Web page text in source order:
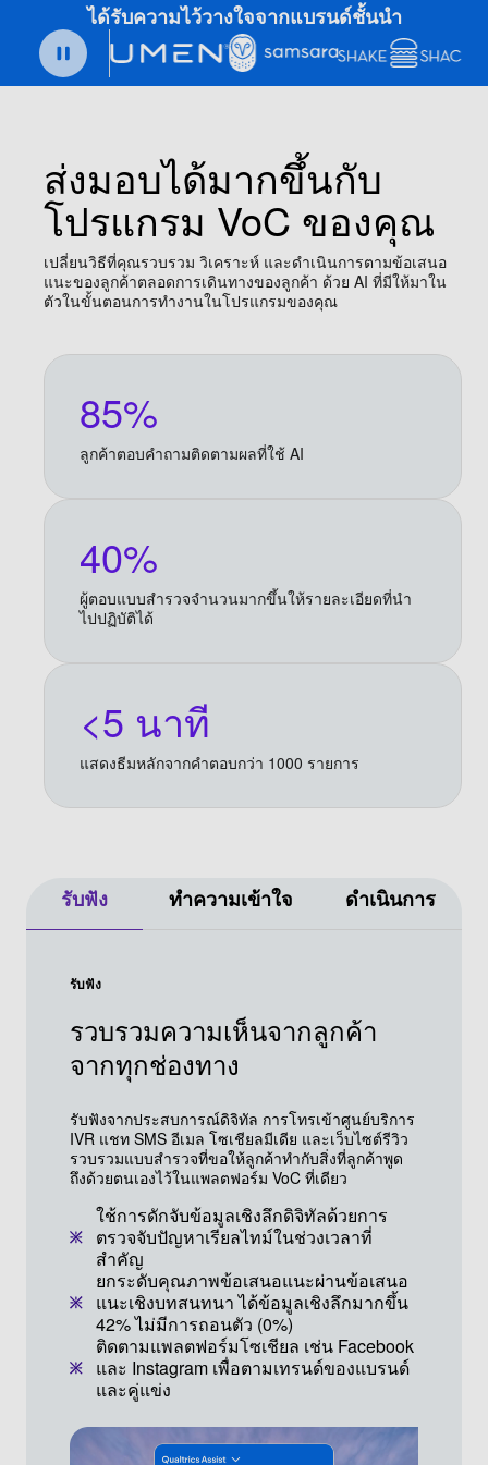
ได้รับความไว้วางใจจากแบรนด์ชั้นนำ
ส่งมอบได้มากขึ้นกับ
โปรแกรม VoC ของคุณ
เปลี่ยนวิธีที่คุณรวบรวม วิเคราะห์ และดำเนินการตามข้อเสนอ
แนะของลูกค้าตลอดการเดินทางของลูกค้า ด้วย AI ที่มีให้มาใน
ตัวในขั้นตอนการทำงานในโปรแกรมของคุณ
85%
ลูกค้าตอบคำถามติดตามผลที่ใช้ AI
40%
ผู้ตอบแบบสำรวจจำนวนมากขึ้นให้รายละเอียดที่นำ
ไปปฏิบัติได้
<5 นาที
แสดงธีมหลักจากคำตอบกว่า 1000 รายการ
รับฟัง ทำความเข้าใจ ดำเนินการ
รับฟัง
รวบรวมความเห็นจากลูกค้า
จากทุกช่องทาง
รับฟังจากประสบการณ์ดิจิทัล การโทรเข้าศูนย์บริการ
IVR แชท SMS อีเมล โซเชียลมีเดีย และเว็บไซต์รีวิว
รวบรวมแบบสำรวจที่ขอให้ลูกค้าทำกับสิ่งที่ลูกค้าพูด
ถึงด้วยตนเองไว้ในแพลตฟอร์ม VoC ที่เดียว
ใช้การดักจับข้อมูลเชิงลึกดิจิทัลด้วยการ
ตรวจจับปัญหาเรียลไทม์ในช่วงเวลาที่
สำคัญ
ยกระดับคุณภาพข้อเสนอแนะผ่านข้อเสนอ
แนะเชิงบทสนทนา ได้ข้อมูลเชิงลึกมากขึ้น
42% ไม่มีการถอนตัว (0%)
ติดตามแพลตฟอร์มโซเชียล เช่น Facebook
และ Instagram เพื่อตามเทรนด์ของแบรนด์
และคู่แข่ง